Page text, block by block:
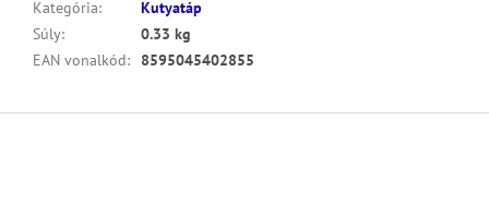
Kategória:
Kutyatáp
Súly:
0.33 kg
EAN vonalkód: 8595045402855